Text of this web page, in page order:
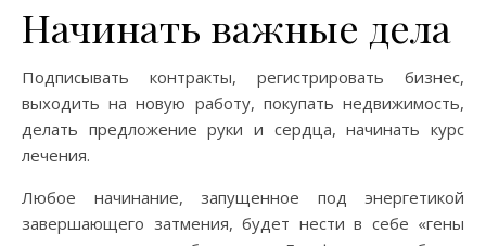
Начинать важные дела
Подписывать контракты, регистрировать бизнес,
выходить на новую работу, покупать недвижимость,
делать предложение руки и сердца, начинать курс
лечения.
Любое начинание, запущенное под энергетикой
завершающего затмения, будет нести в себе «гены